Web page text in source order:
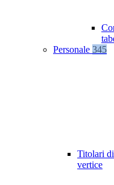
Personale 345
Titolari
vertice